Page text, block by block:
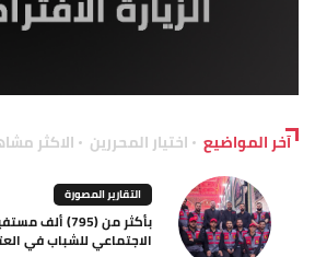
آخر المواضيع اختيار المحررين الاكثر
التقارير المصورة
بأكثر من (795)
الاجتماعي للشباب في